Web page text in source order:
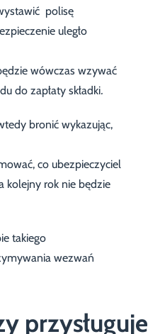
polisę
uległo
wówczas wzywać
do zapłaty składki.
bronić wykazując,
co ubezpieczyciel
kolejny rok nie będzie
takiego
wezwań
przysługuje